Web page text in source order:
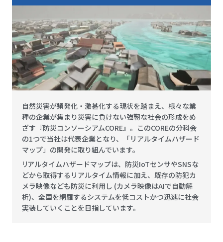
自然災害が頻発化・激甚化する現状を踏まえ、様々な業
種の企業が集まり災害に負けない強靭な社会の形成をめ
ざす『防災コンソーシアムCORE』。このCOREの分科会
の1つで当社は代表企業となり、「リアルタイムハザード
マップ」の開発に取り組んでいます。
リアルタイムハザードマップは、防災IoTセンサやSNSな
どから取得するリアルタイム情報に加え、既存の防犯カ
メラ映像なども防災に利用し (カメラ映像はAIで自動解
析)、全国を網羅するシステムを低コストかつ迅速に社会
実装していくことを目指しています。